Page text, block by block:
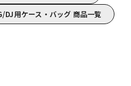
DJ用ケース・バッグ 商品一覧